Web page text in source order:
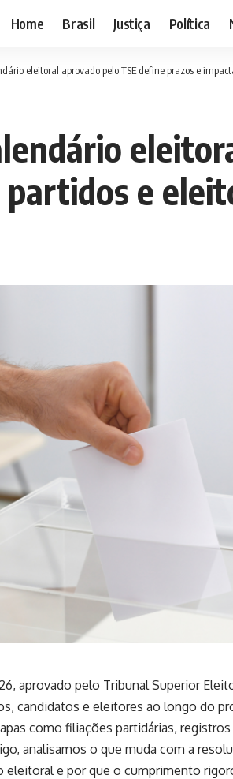
Home Brasil Justiça Política
eleitoral aprovado pelo TSE define prazos e
partidos e
aprovado pelo Tribunal Superior
candidatos e eleitores ao longo do
como filiações partidárias,
analisamos o que muda com a
e por que o cumprimento